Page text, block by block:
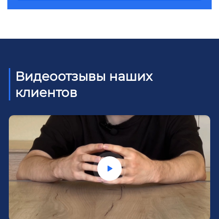
Видеоотзывы наших
клиентов